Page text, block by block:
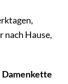
nach Hause,